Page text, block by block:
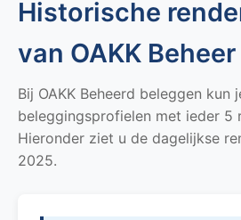
Historische
van OAKK
Bij OAKK Beheerd beleggen kun
beleggingsprofielen met ieder 5
Hieronder ziet u de dagelijkse
2025.